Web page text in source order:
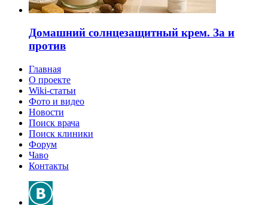
Домашний солнцезащитный крем. За и
против
Главная
О проекте
Wiki-статьи
Фото и видео
Новости
Поиск врача
Поиск клиники
Форум
Чаво
Контакты